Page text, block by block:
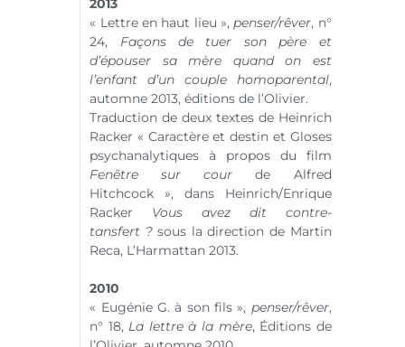
2013
« Lettre en haut lieu »,penser/rêver, n°
24, Façons de tuer son père et
d’épouser sa mère quand on est
l’enfant d’un couple homoparental,
automne 2013, éditions de l’Olivier.
Traduction de deux textes de Heinrich
Racker « Caractère et destin et Gloses
psychanalytiques à propos du film
Fenêtre sur cour de Alfred
Hitchcock », dans Heinrich/Enrique
Racker Vous avez dit contre-
tansfert ?sous la direction de Martin
Reca, L’Harmattan 2013.
2010
« Eugénie G. à son fils », penser/rêver,
n° 18, La lettre à la mère, Éditions de